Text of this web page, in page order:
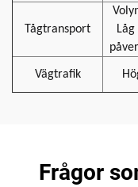
Tågtransport
Låg
Vägtrafik
Frågor